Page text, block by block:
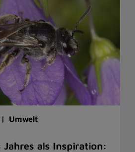
Umwelt
Jahres als Inspiration: